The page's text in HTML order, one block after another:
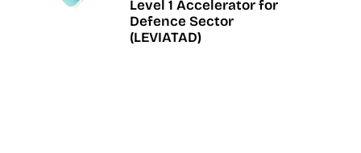
Level 1 Accelerator for
Defence Sector
(LEVIATAD)